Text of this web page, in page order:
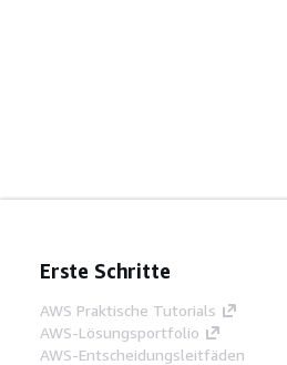
Erste Schritte
AWS Praktische Tutorials
AWS-Lösungsportfolio
AWS-Entscheidungsleitfäden